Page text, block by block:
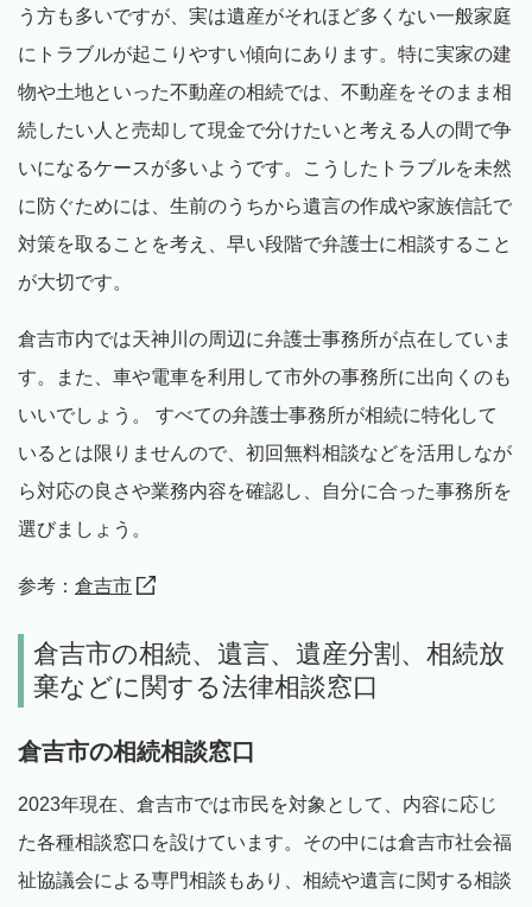
う方も多いですが、実は遺産がそれほど多くない一般家庭
にトラブルが起こりやすい傾向にあります。特に実家の建
物や土地といった不動産の相続では、不動産をそのまま相
続したい人と売却して現金で分けたいと考える人の間で争
いになるケースが多いようです。こうしたトラブルを未然
に防ぐためには、生前のうちから遺言の作成や家族信託で
対策を取ることを考え、早い段階で弁護士に相談すること
が大切です。
倉吉市内では天神川の周辺に弁護士事務所が点在していま
す。また、車や電車を利用して市外の事務所に出向くのも
いいでしょう。 すべての弁護士事務所が相続に特化して
いるとは限りませんので、初回無料相談などを活用しなが
ら対応の良さや業務内容を確認し、自分に合った事務所を
選びましょう。
参考： 倉吉市
倉吉市の相続、遺言、遺産分割、相続放
棄などに関する法律相談窓口
倉吉市の相続相談窓口
2023年現在、倉吉市では市民を対象として、内容に応じ
た各種相談窓口を設けています。その中には倉吉市社会福
祉協議会による専門相談もあり、相続や遺言に関する相談